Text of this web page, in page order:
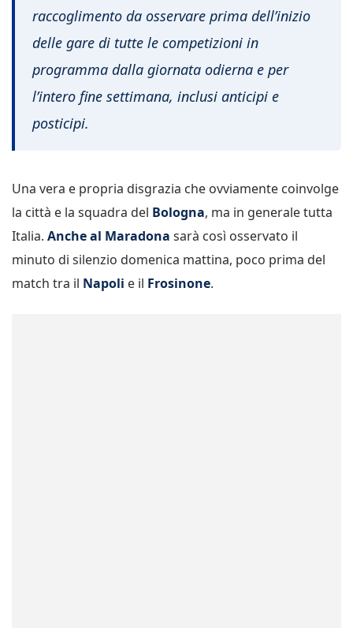
raccoglimento da osservare prima dell’inizio
delle gare di tutte le competizioni in
programma dalla giornata odierna e per
l’intero fine settimana, inclusi anticipi e
posticipi.
Una vera e propria disgrazia che ovviamente coinvolge
la città e la squadra del Bologna, ma in generale tutta
Italia. Anche al Maradona sarà così osservato il
minuto di silenzio domenica mattina, poco prima del
match tra il Napoli e il Frosinone.